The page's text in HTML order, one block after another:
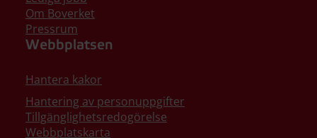
Om Boverket
Pressrum
Webbplatsen
Hantera kakor
Hantering av personuppgifter
Tillgänglighetsredogörelse
Webbplatskarta